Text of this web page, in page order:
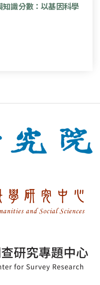
知識分數：以基因科學